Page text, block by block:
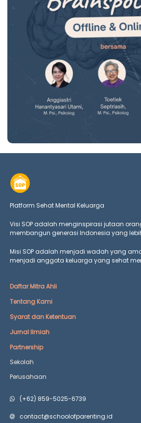
Platform Sehat Mental Keluarga
Visi SOP adalah menginspirasi jutaan
membangun generasi Indonesia yang
Misi SOP adalah menjadi wadah yang
menjadi anggota keluarga yang sehat
Daftar Mitra Ahli
Tentang Kami
Syarat dan Ketentuan
Jurnal Ilmiah
Partnership
Sekolah
Perusahaan
(+62) 859-5025-6739
contact@schoolofparenting.id